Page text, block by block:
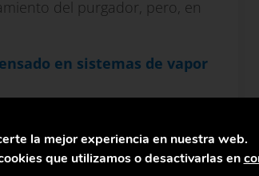
del purgador, pero, en
en sistemas de vapor
con vapor con un buen
el sistema de calentamiento
la mejor experiencia en nuestra web.
que utilizamos o desactivarlas en